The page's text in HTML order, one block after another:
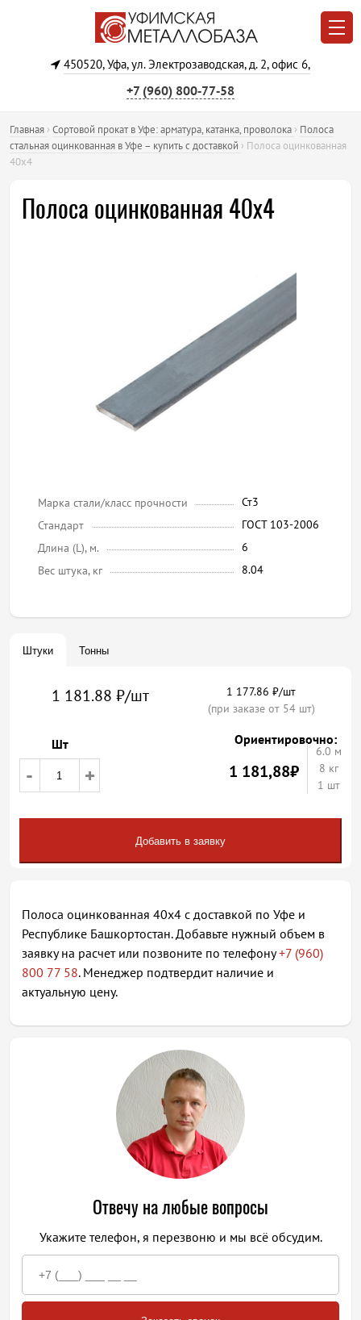
450520, Уфа, ул. Электрозаводская, д. 2, офис 6,
+7 (960) 800‐77‐58
Главная › Сортовой прокат в Уфе: арматура, катанка, проволока › Полоса
стальная оцинкованная в Уфе – купить с доставкой › Полоса оцинкованная
40х4
Полоса оцинкованная 40х4
Марка стали/класс прочности
Ст3
Стандарт
ГОСТ 103-2006
Длина (L), м.
6
Вес штука, кг
8.04
Штуки Тонны
1 181.88 ₽/шт
1 177.86 ₽/шт
(при заказе от 54 шт)
Шт
- +
Ориентировочно:
1 181,88₽
6.0 м
8 кг
1 шт
Добавить в заявку
Полоса оцинкованная 40х4 с доставкой по Уфе и
Республике Башкортостан. Добавьте нужный объем в
заявку на расчет или позвоните по телефону+7 (960)
800 77 58. Менеджер подтвердит наличие и
актуальную цену.
Отвечу на любые вопросы
Укажите телефон, я перезвоню и мы всё обсудим.